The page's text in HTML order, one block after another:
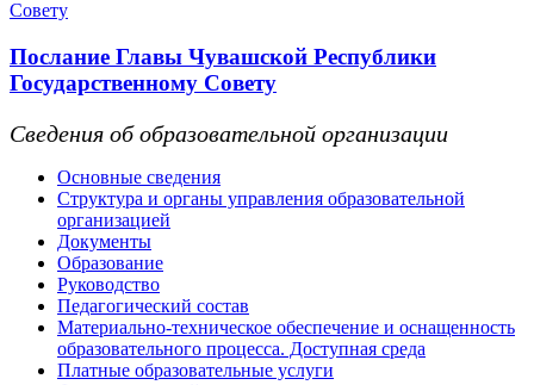
Послание Главы Чувашской Республики
Государственному Совету
Сведения об образовательной организации
Основные сведения
Структура и органы управления образовательной
организацией
Документы
Образование
Руководство
Педагогический состав
Материально-техническое обеспечение и оснащенность
образовательного процесса. Доступная среда
Платные образовательные услуги